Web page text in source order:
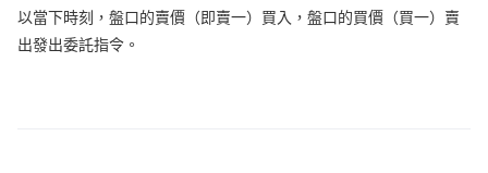
以當下時刻，盤口的賣價（即賣一）買入，盤口的買價（買一）賣
出發出委託指令。